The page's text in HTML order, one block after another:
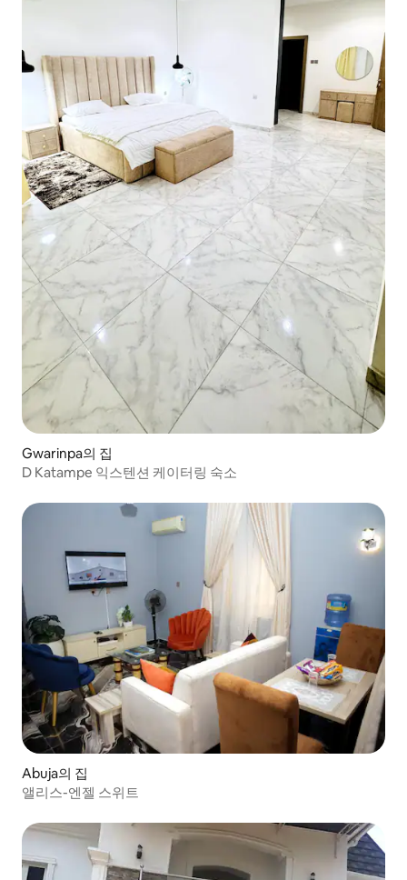
Gwarinpa의 집
D Katampe 익스텐션 케이터링 숙소
Abuja의 집
앨리스-엔젤 스위트